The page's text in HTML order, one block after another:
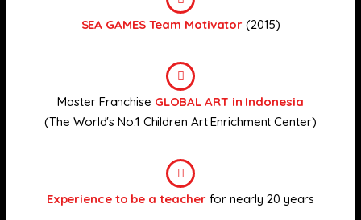
SEA GAMES Team Motivator (2015)
Master Franchise GLOBAL ART in Indonesia
(The World's No.1 Children Art Enrichment Center)
Experience to be a teacher for nearly 20 years